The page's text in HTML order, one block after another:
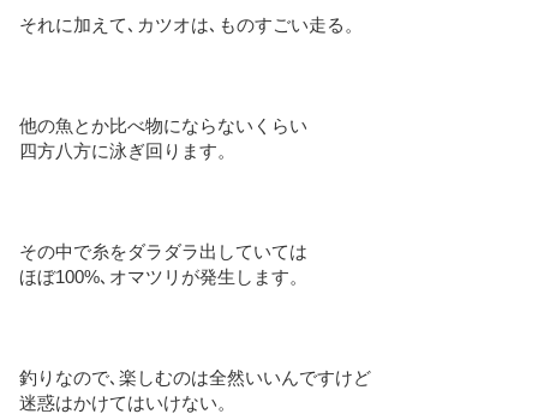
それに加えて､カツオは､ものすごい走る。
他の魚とか比べ物にならないくらい
四方八方に泳ぎ回ります。
その中で糸をダラダラ出していては
ほぼ100%､オマツリが発生します。
釣りなので､楽しむのは全然いいんですけど
迷惑はかけてはいけない。